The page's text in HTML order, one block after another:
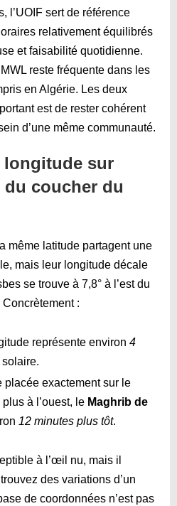
l’UOIF sert de référence
relativement équilibrés
et faisabilité quotidienne.
reste fréquente dans les
en Algérie. Les deux
est de rester cohérent
d’une même communauté.
longitude sur
du coucher du
même latitude partagent une
mais leur longitude décale
se trouve à 7,8° à l’est du
:
représente environ 4
placée exactement sur le
à l’ouest, le Maghrib de
12 minutes plus tôt.
à l’œil nu, mais il
des variations d’un
de coordonnées n’est pas